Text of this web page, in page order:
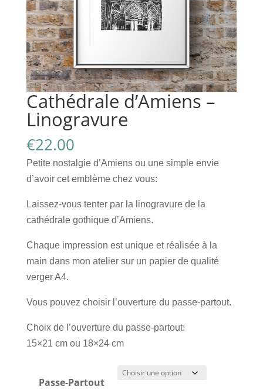
Cathédrale d’Amiens –
Linogravure
€22.00
Petite nostalgie d’Amiens ou une simple envie
d’avoir cet emblème chez vous:
Laissez-vous tenter par la linogravure de la
cathédrale gothique d’Amiens.
Chaque impression est unique et réalisée à la
main dans mon atelier sur un papier de qualité
verger A4.
Vous pouvez choisir l’ouverture du passe-partout.
Choix de l’ouverture du passe-partout:
15×21 cm ou 18×24 cm
Passe-Partout